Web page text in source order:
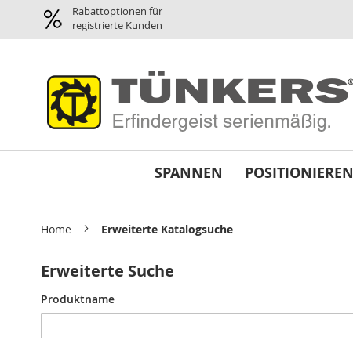
Rabattoptionen für
registrierte Kunden
Spannen
Pneumatikspanner
Planparallel-
Pneumatik
Greifer
Magnetgreifer
Minispanner
Schnellspanner
Abstimmplatten
Variospanner
Universalspanner
SPANNEN POSITIONIEREN
Home Erweiterte Katalogsuche
Erweiterte Suche
Sucheinstellungen
Produktname